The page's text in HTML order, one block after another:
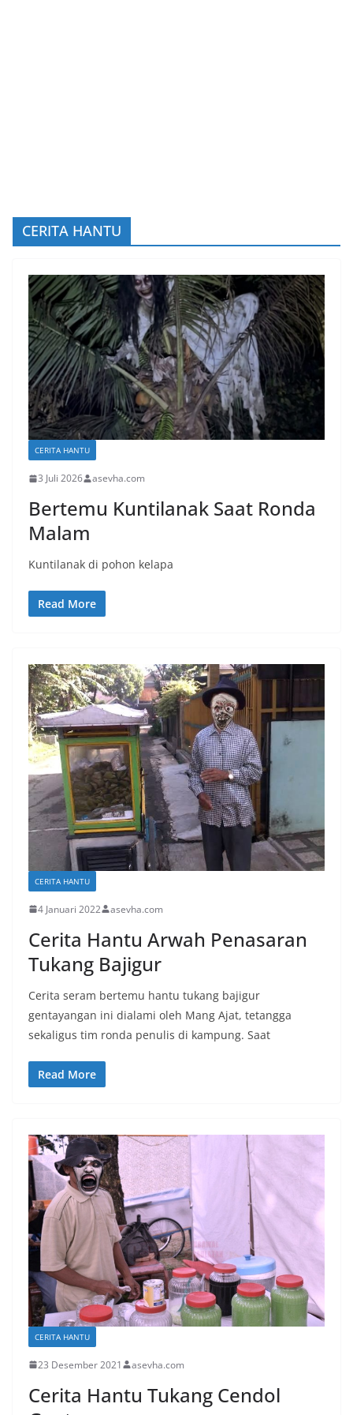
CERITA HANTU
CERITA HANTU
3 Juli 2026 asevha.com
Bertemu Kuntilanak Saat Ronda
Malam
Kuntilanak di pohon kelapa
Read More
CERITA HANTU
4 Januari 2022 asevha.com
Cerita Hantu Arwah Penasaran
Tukang Bajigur
Cerita seram bertemu hantu tukang bajigur
gentayangan ini dialami oleh Mang Ajat, tetangga
sekaligus tim ronda penulis di kampung. Saat
Read More
CERITA HANTU
23 Desember 2021 asevha.com
Cerita Hantu Tukang Cendol